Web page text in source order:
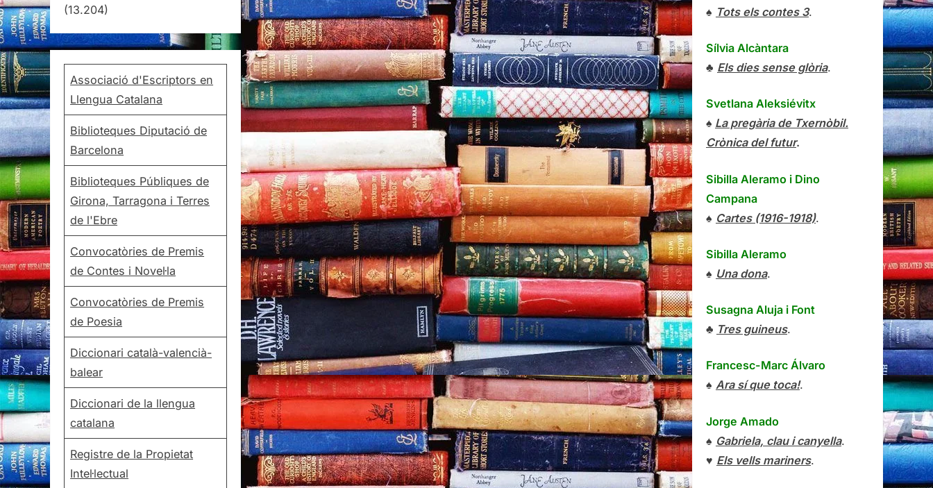
(13.204)
Associació d'Escriptors en
Llengua Catalana
Biblioteques Diputació de
Barcelona
Biblioteques Públiques de
Girona, Tarragona i Terres
de l'Ebre
Convocatòries de Premis
de Contes i Novel·la
Convocatòries de Premis
de Poesia
Diccionari català-valencià-
balear
Diccionari de la llengua
catalana
Registre de la Propietat
Intel·lectual
♠ Tots els contes 3.
Sílvia Alcàntara
♣ Els dies sense glòria.
Svetlana Aleksiévitx
♠ La pregària de Txernòbil.
Crònica del futur.
Sibilla Aleramo i Dino
Campana
♠ Cartes (1916-1918).
Sibilla Aleramo
♠ Una dona.
Susagna Aluja i Font
♣ Tres guineus.
Francesc-Marc Álvaro
♠ Ara sí que toca!.
Jorge Amado
♠ Gabriela, clau i canyella.
♥ Els vells mariners.